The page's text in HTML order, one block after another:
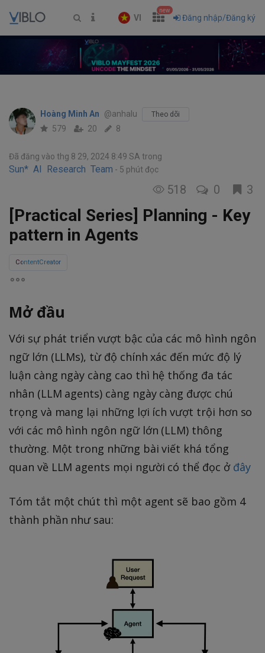
VI
new
Đăng nhập/Đăng ký
Hoàng Minh An @anhalu Theo dõi
579 20 8
Đã đăng vào thg 8 29, 2024 8:49 SA trong
Sun* AI Research Team 5 phút đọc
518 0 3
[Practical Series] Planning - Key
pattern in Agents
ContentCreator
Mở đầu
Với sự phát triển vượt bậc của các mô hình ngôn
ngữ lớn (LLMs), từ độ chính xác đến mức độ lý
luận càng ngày càng cao thì hệ thống đa tác
nhân (LLM agents) càng ngày càng được chú
trọng và mang lại những lợi ích vượt trội hơn so
với các mô hình ngôn ngữ lớn (LLM) thông
thường. Một trong những bài viết khá tổng
quan về LLM agents mọi người có thể đọc ở đây
Tóm tắt một chút thì một agent sẽ bao gồm 4
thành phần như sau: